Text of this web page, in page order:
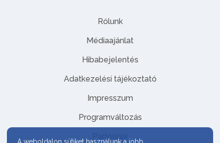
Rólunk
Médiaajánlat
Hibabejelentés
Adatkezelési tájékoztató
Impresszum
Programváltozás
Partnerek